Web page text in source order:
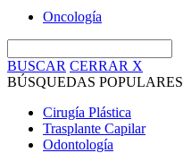
Oncología
BUSCAR CERRAR X
BÚSQUEDAS POPULARES
Cirugía Plástica
Trasplante Capilar
Odontología